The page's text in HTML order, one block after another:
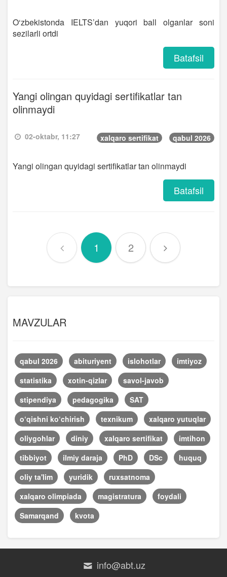
O‘zbekistonda IELTS’dan yuqori ball olganlar soni
sezilarli ortdi
Batafsil
Yangi olingan quyidagi sertifikatlar tan
olinmaydi
02-oktabr, 11:27 xalqaro sertifikat qabul 2026
Yangi olingan quyidagi sertifikatlar tan olinmaydi
Batafsil
1 2
MAVZULAR
qabul 2026 abituriyent islohotlar
imtiyoz
statistika
xotin-qizlar
savol-javob
stipendiya
pedagogika
SAT
o‘qishni ko‘chirish
texnikum
xalqaro yutuqlar
oliygohlar
diniy xalqaro sertifikat
imtihon
tibbiyot
ilmiy daraja PhD DSc
huquq
oliy ta'lim
yuridik
ruxsatnoma
xalqaro olimpiada
magistratura
foydali
Samarqand
kvota
info@abt.uz